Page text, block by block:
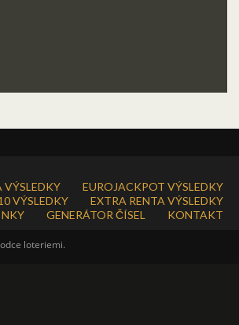
VÝSLEDKY
EUROJACKPOT VÝSLEDKY
VÝSLEDKY
EXTRA RENTA VÝSLEDKY
GENERÁTOR ČÍSEL KONTAKT
loteriemi.